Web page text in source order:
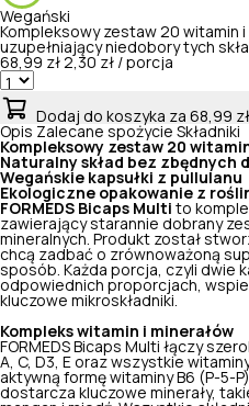
Wegański
Kompleksowy zestaw 20 witamin i
uzupełniający niedobory tych
68,99 zł 2,30 zł / porcja
Dodaj do koszyka za 68,99 zł
Opis Zalecane spożycie Składniki
Kompleksowy zestaw 20
Naturalny skład bez zbędnych
Wegańskie kapsułki z pullulanu
Ekologiczne opakowanie z
FORMEDS Bicaps Multi to
zawierający starannie dobrany
mineralnych. Produkt został
chcą zadbać o zrównoważoną
sposób. Każda porcja, czyli dwie
odpowiednich proporcjach,
kluczowe mikroskładniki.
Kompleks witamin i minerałów
FORMEDS Bicaps Multi łączy
A, C, D3, E oraz wszystkie
aktywną formę witaminy B6 (P-5-
dostarcza kluczowe minerały,